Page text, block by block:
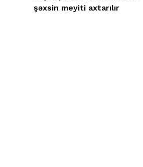
şəxsin meyiti axtarılır